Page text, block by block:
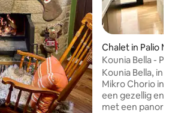
Chalet in Palio
Kounia Bella -
Kounia Bella, in
Mikro Chorio in
een gezellig en
met een